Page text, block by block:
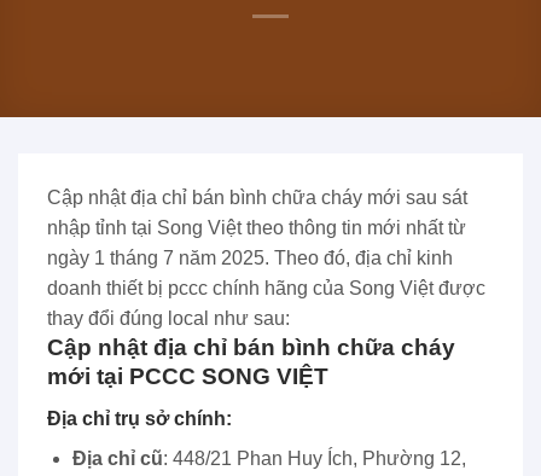
Cập nhật địa chỉ bán bình chữa cháy mới sau sát
nhập tỉnh tại Song Việt theo thông tin mới nhất từ
ngày 1 tháng 7 năm 2025. Theo đó, địa chỉ kinh
doanh thiết bị pccc chính hãng của Song Việt được
thay đổi đúng local như sau:
Cập nhật địa chỉ bán bình chữa cháy
mới tại PCCC SONG VIỆT
Địa chỉ trụ sở chính:
Địa chỉ cũ: 448/21 Phan Huy Ích, Phường 12,